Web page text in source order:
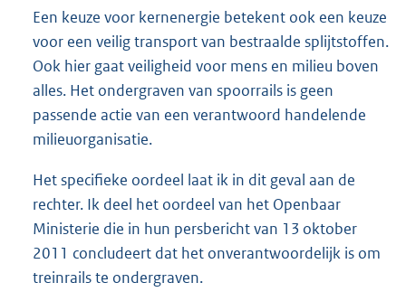
Een keuze voor kernenergie betekent ook een keuze
voor een veilig transport van bestraalde splijtstoffen.
Ook hier gaat veiligheid voor mens en milieu boven
alles. Het ondergraven van spoorrails is geen
passende actie van een verantwoord handelende
milieuorganisatie.
Het specifieke oordeel laat ik in dit geval aan de
rechter. Ik deel het oordeel van het Openbaar
Ministerie die in hun persbericht van 13 oktober
2011 concludeert dat het onverantwoordelijk is om
treinrails te ondergraven.